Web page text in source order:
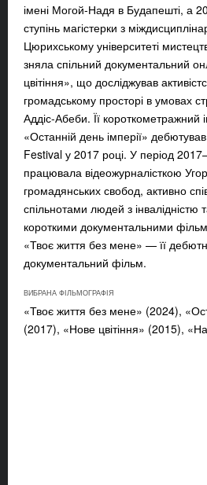
імені Могой-Надя в Будапешті, а
ступінь магістерки з
Цюрихському університеті
зняла спільний документальний
цвітіння», що досліджував
громадському просторі в умовах
Аддіс-Абеби. Її короткометражний
«Останній день імперії»
Festival у 2017 році. У період
працювала відеожурналісткою
громадянських свобод, активно
спільнотами людей з інвалідністю
короткими документальними
«Твоє життя без мене» — її
документальний фільм.
ВИБРАНА ФІЛЬМОГРАФІЯ
«Твоє життя без мене» (2024),
(2017), «Нове цвітіння» (2015),